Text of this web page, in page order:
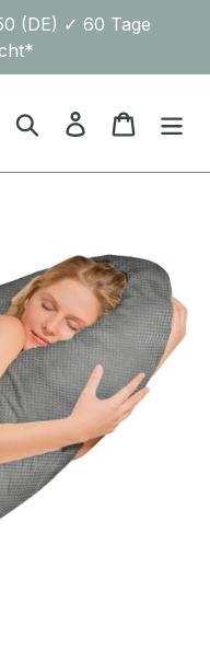
(DE) ✓ 60 Tage
SuchenEinloggen